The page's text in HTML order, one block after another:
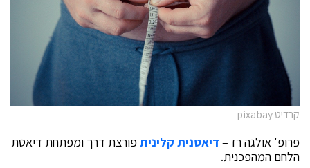
קרדיט pixabay
פרופ' אולגה רז – דיאטנית קליניתפורצת דרך ומפתחת דיאטת
הלחם המהפכנית.